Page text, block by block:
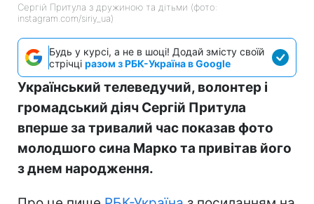
Сергій Притула з дружиною та дітьми (фото:
instagram.com/siriy_ua)
Будь у курсі, а не в шоці! Додай змісту своїй
стрічці разом з РБК-Україна в Google
Український телеведучий, волонтер і
громадський діяч Сергій Притула
вперше за тривалий час показав фото
молодшого сина Марко та привітав його
з днем народження.